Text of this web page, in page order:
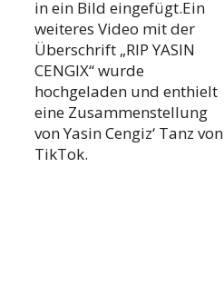
in ein Bild eingefügt.Ein
weiteres Video mit der
Überschrift „RIP YASIN
CENGIX“ wurde
hochgeladen und enthielt
eine Zusammenstellung
von Yasin Cengiz‘ Tanz von
TikTok.